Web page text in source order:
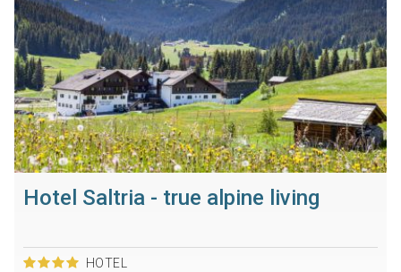
Hotel Saltria - true alpine living
HOTEL